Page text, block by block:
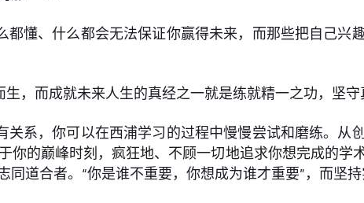
懂、什么都会无法保证你赢得未来，而那些把自己兴
，而成就未来人生的真经之一就是练就精一之功，坚守
系，你可以在西浦学习的过程中慢慢尝试和磨练。从
你的巅峰时刻，疯狂地、不顾一切地追求你想完成的学
道合者。“你是谁不重要，你想成为谁才重要”，而坚持